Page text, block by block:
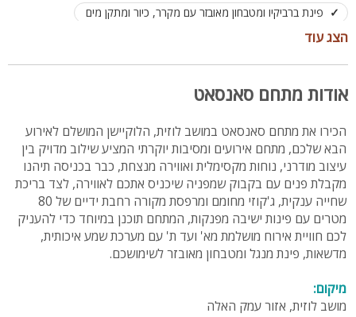
פינת ברביקיו ומטבחון מאובזר עם מקרר, כיור ומתקן מים
מתאים לעד 60 אורחיםהצג עוד
אודות מתחם סאנסאט
הכירו את מתחם סאנסאט במושב לוזית, הלוקיישן המושלם לאירוע
הבא שלכם, מתחם אירועים ומסיבות יוקרתי המציע שילוב מדויק בין
עיצוב מודרני, נוחות מקסימלית ואווירה מנצחת, כבר בכניסה תיהנו
מקבלת פנים עם בקבוק שמפניה שיכניס אתכם לאווירה, לצד בריכת
שחייה ענקית, ג'קוזי מחומם ומרפסת מקורה רחבת ידיים של 80
מטרים עם פינות ישיבה מפנקות, המתחם תוכנן במיוחד כדי להעניק
לכם חוויית אירוח מושלמת מא' ועד ת' עם מערכת שמע איכותית,
מדשאות, פינת מנגל ומטבחון מאובזר לשימושכם.
מיקום:
מושב לוזית, אזור עמק האלה